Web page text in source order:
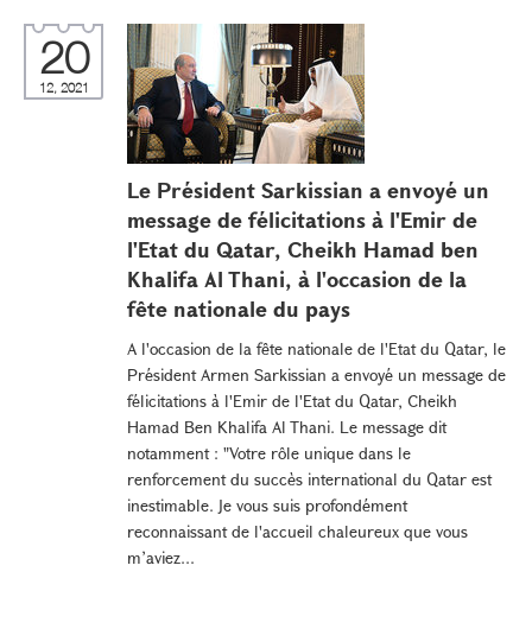
20
12, 2021
Le Président Sarkissian a envoyé un
message de félicitations à l'Emir de
l'Etat du Qatar, Cheikh Hamad ben
Khalifa Al Thani, à l'occasion de la
fête nationale du pays
A l'occasion de la fête nationale de l'Etat du Qatar, le
Président Armen Sarkissian a envoyé un message de
félicitations à l'Emir de l'Etat du Qatar, Cheikh
Hamad Ben Khalifa Al Thani. Le message dit
notamment : "Votre rôle unique dans le
renforcement du succès international du Qatar est
inestimable. Je vous suis profondément
reconnaissant de l'accueil chaleureux que vous
m’aviez...